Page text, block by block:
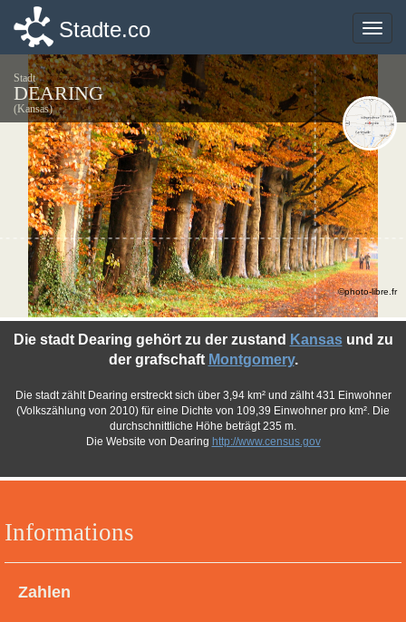
Toggle
Stadte.co
Stadt
DEARING
(Kansas)
Informations
Zahlen
Die stadt Dearing gehört zu der zustand Kansasund zu
der grafschaft Montgomery.
Die stadt zählt Dearing erstreckt sich über 3,94 km² und zälht 431 Einwohner
(Volkszählung von 2010) für eine Dichte von 109,39 Einwohner pro km². Die
durchschnittliche Höhe beträgt 235 m.
Die Website von Dearing http://www.census.gov
©photo-libre.fr
Toggle
Stadte.co